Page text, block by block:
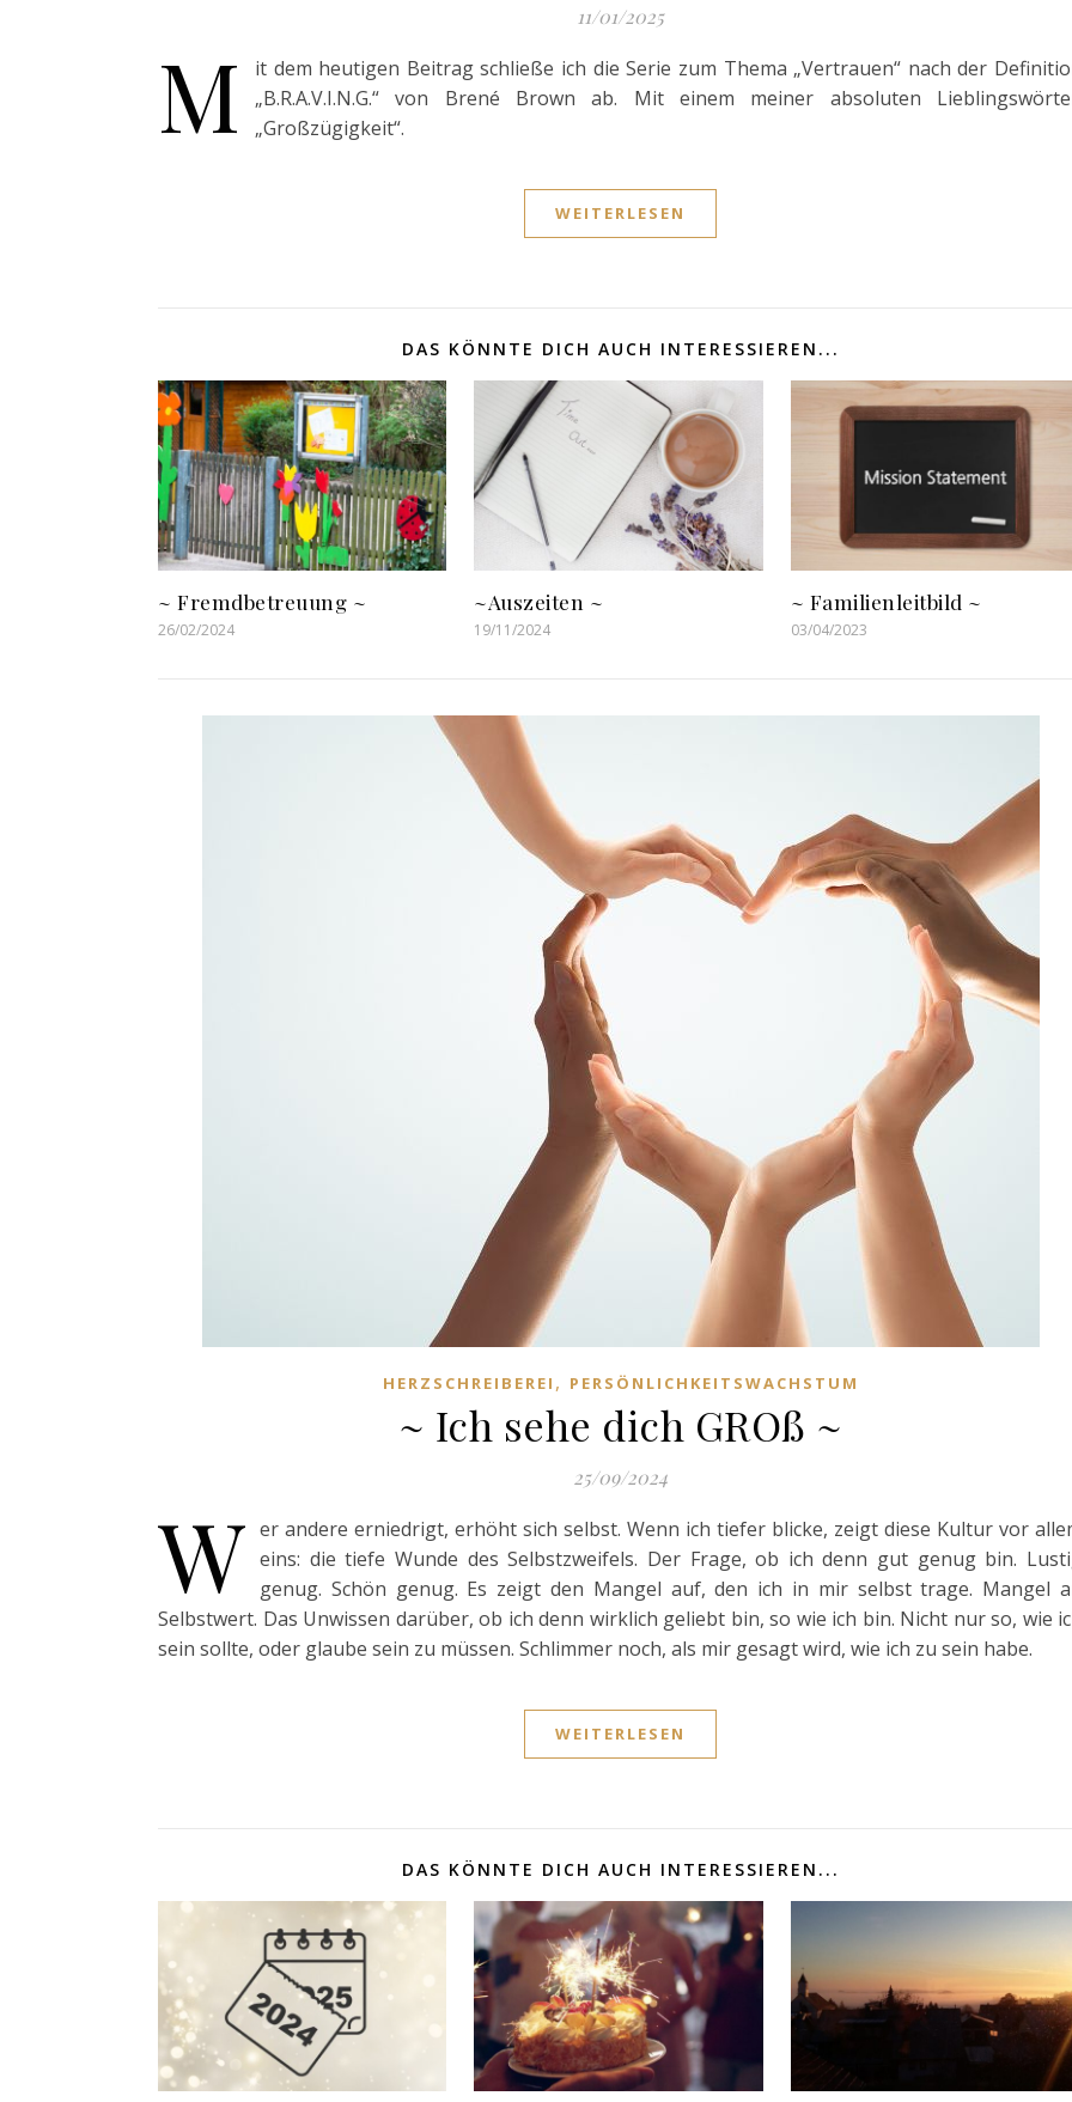
11/01/2025
M
it dem heutigen Beitrag schließe ich die Serie zum Thema „Vertrauen“ nach der
„B.R.A.V.I.N.G.“ von Brené Brown ab. Mit einem meiner absoluten
„Großzügigkeit“.
WEITERLESEN
DAS KÖNNTE DICH AUCH INTERESSIEREN...
~ Fremdbetreuung ~
26/02/2024
~Auszeiten ~
19/11/2024
~ Familienleitbild ~
03/04/2023
HERZSCHREIBEREI , PERSÖNLICHKEITSWACHSTUM
~ Ich sehe dich GROß ~
25/09/2024
W er andere erniedrigt, erhöht sich selbst. Wenn ich tiefer blicke, zeigt diese Kultur vor
eins: die tiefe Wunde des Selbstzweifels. Der Frage, ob ich denn gut genug bin.
genug. Schön genug. Es zeigt den Mangel auf, den ich in mir selbst trage. Mangel
Selbstwert. Das Unwissen darüber, ob ich denn wirklich geliebt bin, so wie ich bin. Nicht nur so, wie
sein sollte, oder glaube sein zu müssen. Schlimmer noch, als mir gesagt wird, wie ich zu sein habe.
WEITERLESEN
DAS KÖNNTE DICH AUCH INTERESSIEREN...